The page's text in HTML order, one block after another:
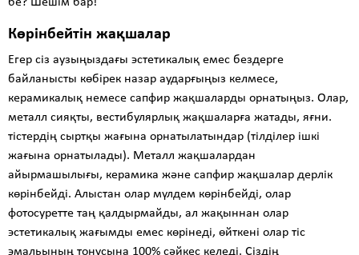
Көрінбейтін жақшалар
Егер сіз аузыңыздағы эстетикалық емес бездерге
байланысты көбірек назар аударғыңыз келмесе,
керамикалық немесе сапфир жақшаларды орнатыңыз. Олар,
металл сияқты, вестибулярлық жақшаларға жатады, яғни.
тістердің сыртқы жағына орнатылатындар (тілділер ішкі
жағына орнатылады). Металл жақшалардан
айырмашылығы, керамика және сапфир жақшалар дерлік
көрінбейді. Алыстан олар мүлдем көрінбейді, олар
фотосуретте таң қалдырмайды, ал жақыннан олар
эстетикалық жағымды емес көрінеді, өйткені олар тіс
эмальының тонусына 100% сәйкес келеді. Сіздің